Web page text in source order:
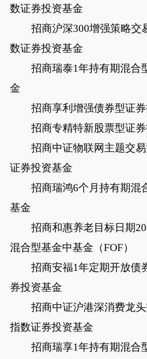
数证券投资基金
招商沪深300增强策略交
数证券投资基金
招商瑞泰1年持有期混合
金
招商享利增强债券型证
招商专精特新股票型证
招商中证物联网主题交
证券投资基金
招商瑞鸿6个月持有期混
基金
招商和惠养老目标日期
混合型基金中基金（FOF）
招商安福1年定期开放债
券投资基金
招商中证沪港深消费龙
指数证券投资基金
招商瑞享1年持有期混合